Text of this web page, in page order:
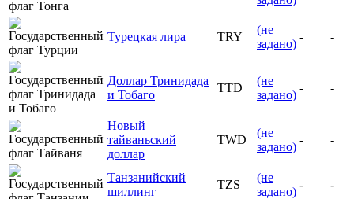
Турецкая лира TRY
(не
задано)
- -
Доллар Тринидада
и Тобаго
TTD
(не
задано)
- -
Новый
тайваньский
доллар
TWD
(не
задано)
- -
Танзанийский
шиллинг
TZS
(не
задано)
- -